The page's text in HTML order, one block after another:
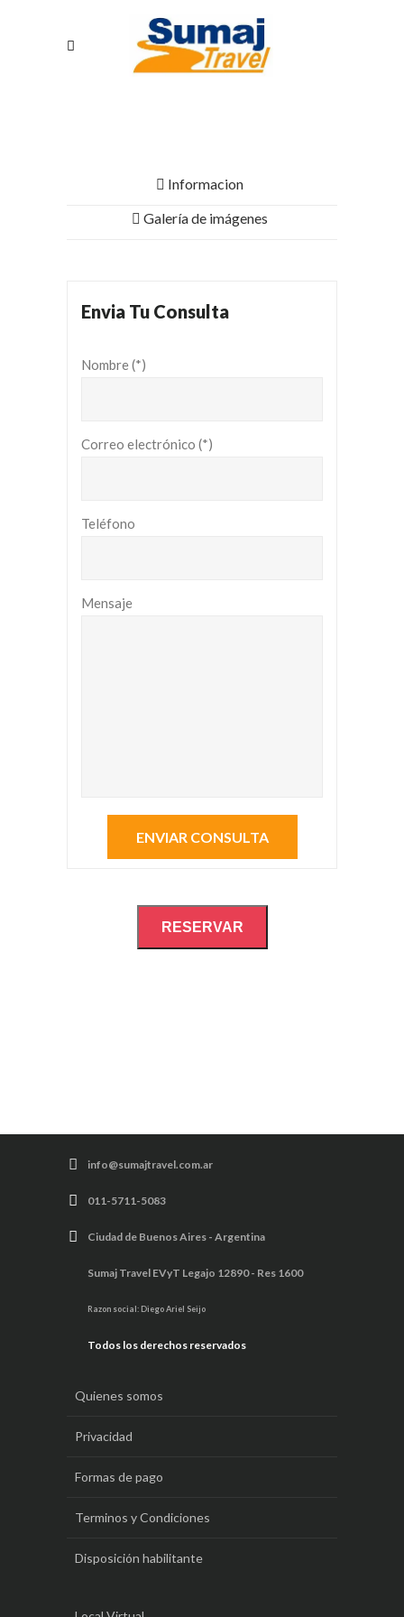
Informacion
Galería de imágenes
Envia Tu Consulta
Nombre (*)
Correo electrónico (*)
Teléfono
Mensaje
RESERVAR
info@sumajtravel.com.ar
011-5711-5083
Ciudad de Buenos Aires - Argentina
Sumaj Travel EVyT Legajo 12890 - Res 1600
Razon social: Diego Ariel Seijo
Todos los derechos reservados
Quienes somos
Privacidad
Formas de pago
Terminos y Condiciones
Disposición habilitante